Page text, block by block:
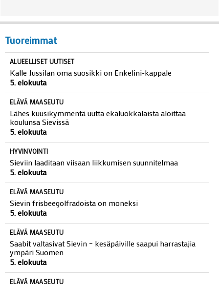
Tuoreimmat
ALUEELLISET UUTISET
Kalle Jussilan oma suosikki on Enkelini-kappale
5. elokuuta
ELÄVÄ MAASEUTU
Lähes kuusikymmentä uutta ekaluokkalaista aloittaa
koulunsa Sievissä
5. elokuuta
HYVINVOINTI
Sieviin laaditaan viisaan liikkumisen suunnitelmaa
5. elokuuta
ELÄVÄ MAASEUTU
Sievin frisbeegolfradoista on moneksi
5. elokuuta
ELÄVÄ MAASEUTU
Saabit valtasivat Sievin – kesäpäiville saapui harrastajia
ympäri Suomen
5. elokuuta
ELÄVÄ MAASEUTU